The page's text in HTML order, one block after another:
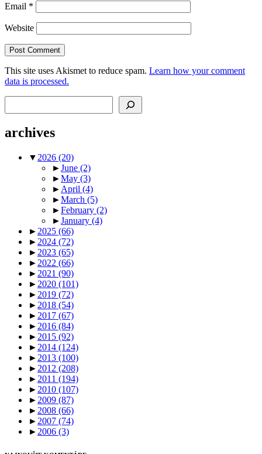
Email *
Website
This site uses Akismet to reduce spam. Learn how your comment
data is processed.
archives
▼ 2026 (20)
►June (2)
►May (3)
► April (4)
►March (5)
►February (2)
►January (4)
► 2025 (66)
► 2024 (72)
► 2023 (65)
► 2022 (66)
► 2021 (90)
► 2020 (101)
► 2019 (72)
► 2018 (54)
► 2017 (67)
► 2016 (84)
► 2015 (92)
► 2014 (124)
► 2013 (100)
► 2012 (208)
► 2011 (194)
► 2010 (107)
► 2009 (87)
► 2008 (66)
► 2007 (74)
► 2006 (3)